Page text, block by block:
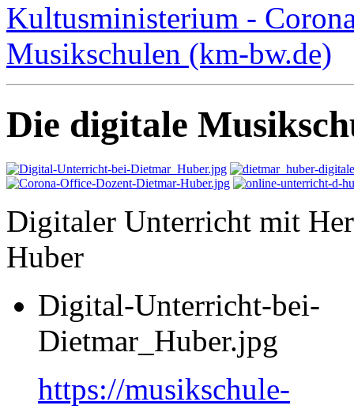
Kultusministerium -
Musikschulen (km-bw.de)
Die digitale
Digitaler Unterricht mit
Huber
Digital-Unterricht-bei-
Dietmar_Huber.jpg
https://musikschule-